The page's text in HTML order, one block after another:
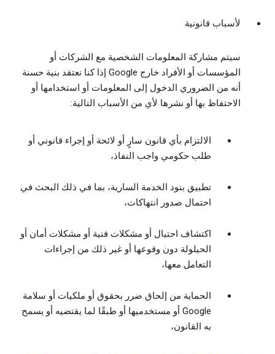
لأسباب قانونية
سيتم مشاركة المعلومات الشخصية مع الشركات أو
المؤسسات أو الأفراد خارج Google إذا كنا نعتقد بنية حسنة
أنه من الضروري الدخول إلى المعلومات أو استخدامها أو
الاحتفاظ بها أو نشرها لأي من الأسباب التالية:
الالتزام بأي قانون سارٍ أو لائحة أو إجراء قانوني أو
طلب حكومي واجب النفاذ،
تطبيق بنود الخدمة السارية، بما في ذلك البحث في
احتمال صدور انتهاكات،
اكتشاف احتيال أو مشكلات فنية أو مشكلات أمان أو
الحيلولة دون وقوعها أو غير ذلك من إجراءات
التعامل معها،
الحماية من إلحاق ضرر بحقوق أو ملكيات أو سلامة
Google أو مستخدميها أو طبقًا لما يقتضيه أو يسمح
به القانون،